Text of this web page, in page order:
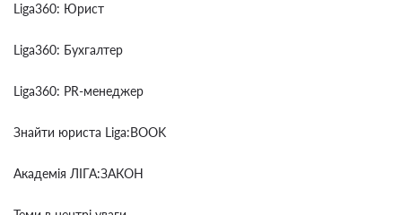
Liga360: Юрист
Liga360: Бухгалтер
Liga360: PR-менеджер
Знайти юриста Liga:BOOK
Академія ЛІГА:ЗАКОН